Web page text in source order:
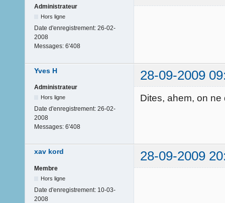
Administrateur
Hors ligne
Date d'enregistrement: 26-02-
2008
Messages: 6'408
Yves H 28-09-2009
Administrateur
Hors ligne
Date d'enregistrement: 26-02-
2008
Messages: 6'408
Dites, ahem, on
xav kord 28-09-2009
Membre
Hors ligne
Date d'enregistrement: 10-03-
2008